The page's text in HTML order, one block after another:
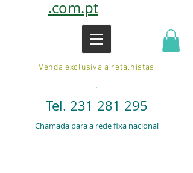
.com.pt
Venda exclusiva a retalhistas
.
Tel. 231 281 295
Chamada para a rede fixa nacional